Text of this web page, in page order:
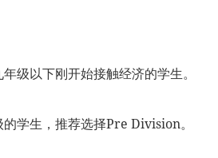
级以下刚开始接触经济的学生。
学生，推荐选择Pre Division。